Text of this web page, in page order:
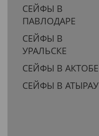
СЕЙФЫ В
ПАВЛОДАРЕ
СЕЙФЫ В
УРАЛЬСКЕ
СЕЙФЫ В АКТОБЕ
СЕЙФЫ В АТЫРАУ